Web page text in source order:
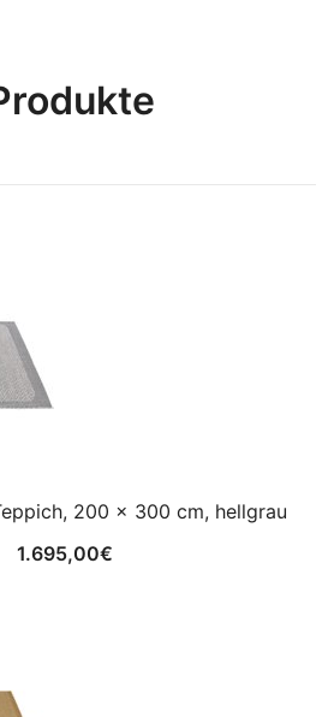
200 x 300 cm, hellgrau
1.695,00€